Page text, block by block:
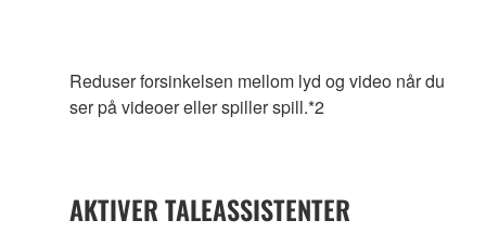
Reduser forsinkelsen mellom lyd og video når du
ser på videoer eller spiller spill.*2
AKTIVER TALEASSISTENTER